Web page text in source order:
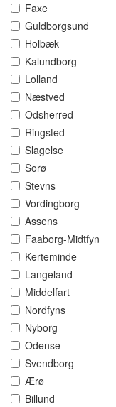
Faxe
Guldborgsund
Holbæk
Kalundborg
Lolland
Næstved
Odsherred
Ringsted
Slagelse
Sorø
Stevns
Vordingborg
Assens
Faaborg-Midtfyn
Kerteminde
Langeland
Middelfart
Nordfyns
Nyborg
Odense
Svendborg
Ærø
Billund